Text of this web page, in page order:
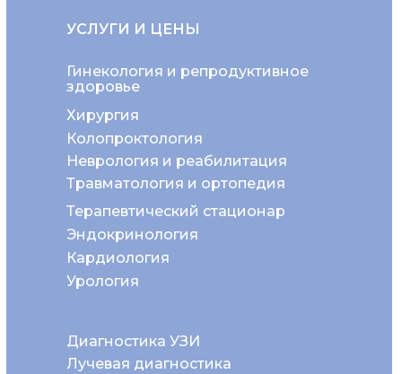
Неврология и реабилитация
Колопроктология
Хирургия
Гинекология и репродуктивное
здоровье
Диагностика УЗИ
Травматология и ортопедия
Эндокринология
Терапевтический стационар
Кардиология
Урология
Лучевая диагностика
УСЛУГИ И ЦЕНЫ